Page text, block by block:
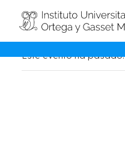
Este evento ha pasado.